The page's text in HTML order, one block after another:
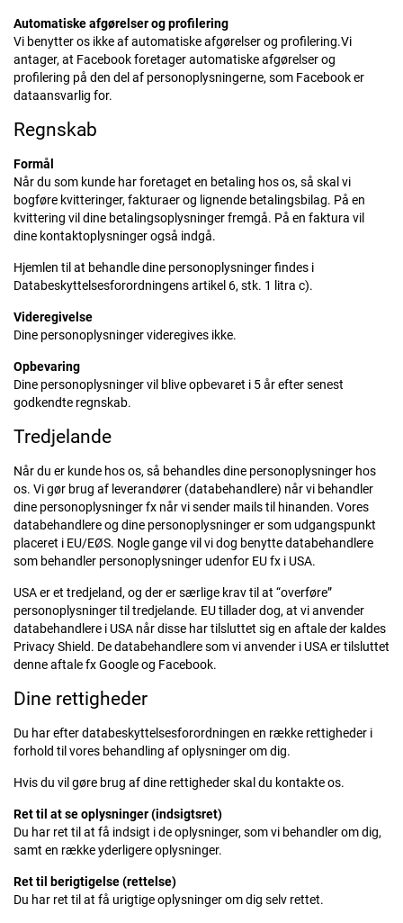
Automatiske afgørelser og profilering
Vi benytter os ikke af automatiske afgørelser og profilering.Vi
antager, at Facebook foretager automatiske afgørelser og
profilering på den del af personoplysningerne, som Facebook er
dataansvarlig for.
Regnskab
Formål
Når du som kunde har foretaget en betaling hos os, så skal vi
bogføre kvitteringer, fakturaer og lignende betalingsbilag. På en
kvittering vil dine betalingsoplysninger fremgå. På en faktura vil
dine kontaktoplysninger også indgå.
Hjemlen til at behandle dine personoplysninger findes i
Databeskyttelsesforordningens artikel 6, stk. 1 litra c).
Videregivelse
Dine personoplysninger videregives ikke.
Opbevaring
Dine personoplysninger vil blive opbevaret i 5 år efter senest
godkendte regnskab.
Tredjelande
Når du er kunde hos os, så behandles dine personoplysninger hos
os. Vi gør brug af leverandører (databehandlere) når vi behandler
dine personoplysninger fx når vi sender mails til hinanden. Vores
databehandlere og dine personoplysninger er som udgangspunkt
placeret i EU/EØS. Nogle gange vil vi dog benytte databehandlere
som behandler personoplysninger udenfor EU fx i USA.
USA er et tredjeland, og der er særlige krav til at “overføre”
personoplysninger til tredjelande. EU tillader dog, at vi anvender
databehandlere i USA når disse har tilsluttet sig en aftale der kaldes
Privacy Shield. De databehandlere som vi anvender i USA er tilsluttet
denne aftale fx Google og Facebook.
Dine rettigheder
Du har efter databeskyttelsesforordningen en række rettigheder i
forhold til vores behandling af oplysninger om dig.
Hvis du vil gøre brug af dine rettigheder skal du kontakte os.
Ret til at se oplysninger (indsigtsret)
Du har ret til at få indsigt i de oplysninger, som vi behandler om dig,
samt en række yderligere oplysninger.
Ret til berigtigelse (rettelse)
Du har ret til at få urigtige oplysninger om dig selv rettet.